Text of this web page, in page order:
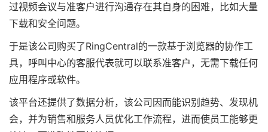
过视频会议与准客户进行沟通存在其自身的困难，比如大量
下载和安全问题。
于是该公司购买了RingCentral的一款基于浏览器的协作工
具，呼叫中心的客服代表就可以联系准客户，无需下载任何
应用程序或软件。
该平台还提供了数据分析，该公司因而能识别趋势、发现机
会，并为销售和服务人员优化工作流程，进而使员工能够更